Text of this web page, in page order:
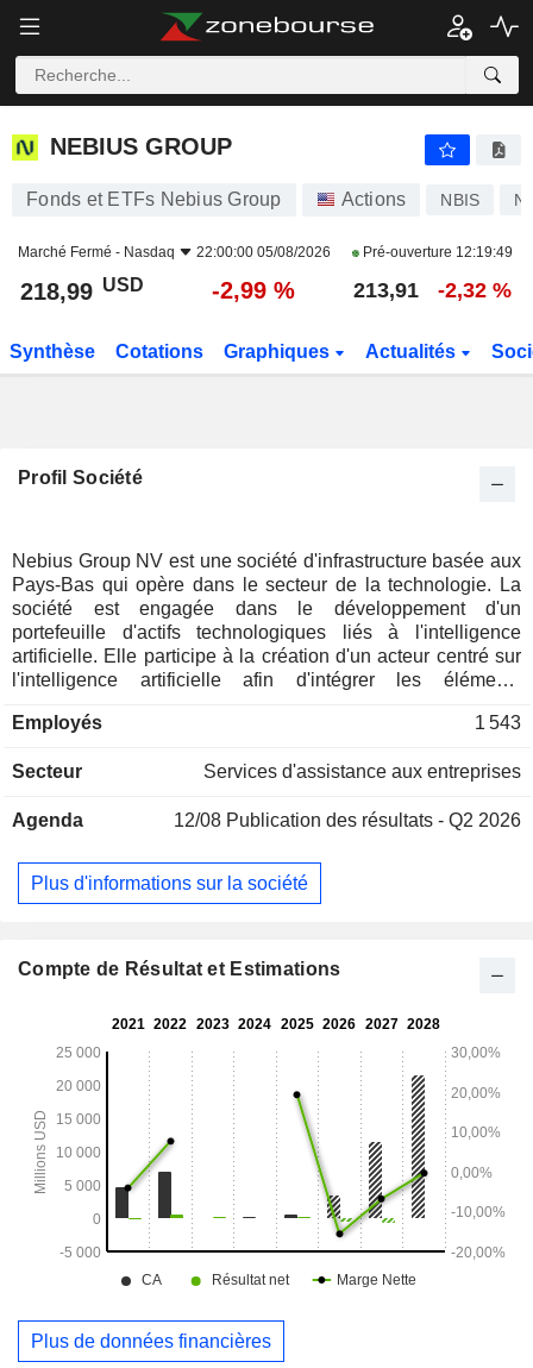
NEBIUS GROUP
NEBIUS GROUP
Fonds et ETFs Nebius Group Actions NBIS
Marché Fermé - Nasdaq 22:00:00 05/08/2026 Pré-ouverture 12:19:49
218,99 USD -2,99 % 213,91 -2,32 %
Synthèse Cotations Graphiques Actualités
Profil Société
Nebius Group NV est une société d'infrastructure basée aux
Pays-Bas qui opère dans le secteur de la technologie. La
société est engagée dans le développement d'un
portefeuille d'actifs technologiques liés à l'intelligence
artificielle. Elle participe à la création d'un acteur centré sur
l'intelligence artificielle afin d'intégrer les éléments
l'infrastructure, aux données et au conseil à l'échelle
plateforme cloud pour les charges de travail liées à
développement pour les véhicules autonomes, le
Nebius construit des infrastructures complètes pour
répondre à la croissance de l'industrie mondiale de
développeurs. L'entreprise développe trois autres activités
Employés 1 543
Secteur Services d'assistance aux entreprises
Agenda 12/08 Publication des résultats - Q2 2026
Plus d'informations sur la société
Compte de Résultat et Estimations
Plus de données financières